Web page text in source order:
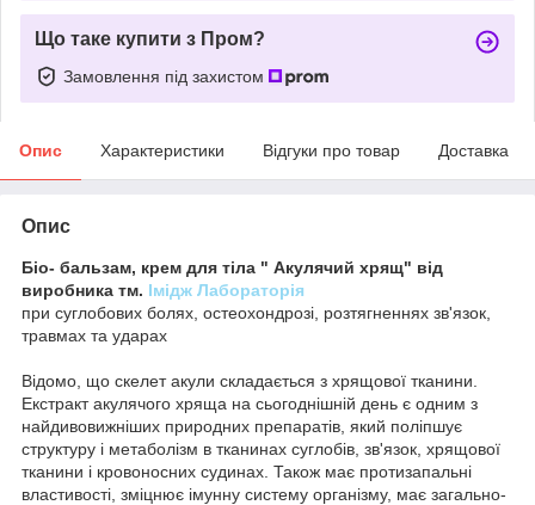
Що таке купити з Пром?
Замовлення під захистом
Опис Характеристики Відгуки про товар Доставка
Опис
Біо- бальзам, крем для тіла " Акулячий хрящ" від
виробника тм. Імідж Лабораторія
при суглобових болях, остеохондрозі, розтягненнях зв'язок,
травмах та ударах
Відомо, що скелет акули складається з хрящової тканини.
Екстракт акулячого хряща на сьогоднішній день є одним з
найдивовижніших природних препаратів, який поліпшує
структуру і метаболізм в тканинах суглобів, зв'язок, хрящової
тканини і кровоносних судинах. Також має протизапальні
властивості, зміцнює імунну систему організму, має загально-